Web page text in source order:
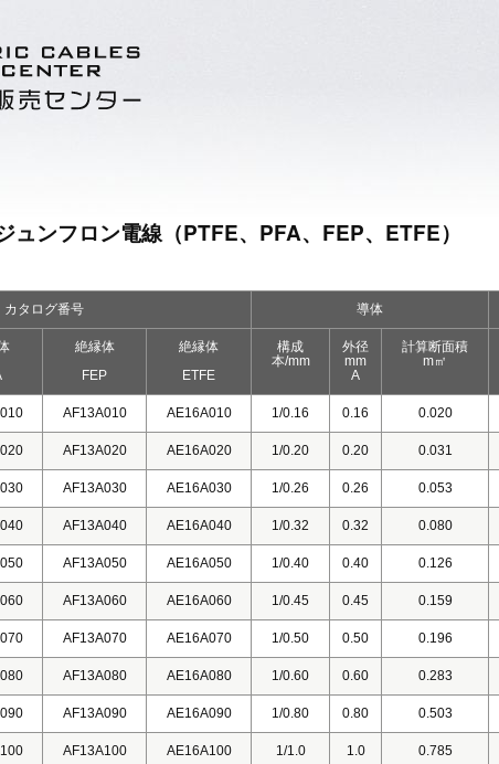
ュンフロン電線（PTFE、PFA、FEP、ETFE）
カタログ番号 導体
絶縁体
FEP
絶縁体
ETFE
構成
本/mm
外径
mm
A
計算断面積
m㎡
AF13A010 AE16A010 1/0.16 0.16 0.020
AF13A020 AE16A020 1/0.20 0.20 0.031
AF13A030 AE16A030 1/0.26 0.26 0.053
AF13A040 AE16A040 1/0.32 0.32 0.080
AF13A050 AE16A050 1/0.40 0.40 0.126
AF13A060 AE16A060 1/0.45 0.45 0.159
AF13A070 AE16A070 1/0.50 0.50 0.196
AF13A080 AE16A080 1/0.60 0.60 0.283
AF13A090 AE16A090 1/0.80 0.80 0.503
AF13A100 AE16A100 1/1.0 1.0 0.785